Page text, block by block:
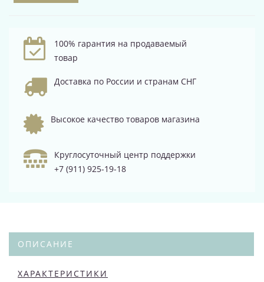
100% гарантия на продаваемый
товар
Доставка по России и странам СНГ
Высокое качество товаров магазина
Круглосуточный центр поддержки
+7 (911) 925-19-18
ОПИСАНИЕ
ХАРАКТЕРИСТИКИ